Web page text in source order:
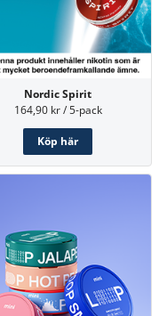
Nordic Spirit
164,90 kr / 5-pack
Köp här